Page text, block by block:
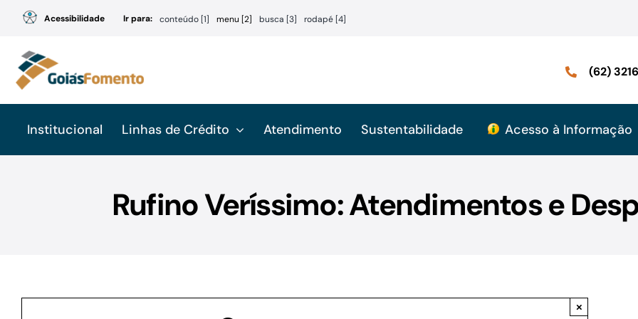
conteúdo
Acessibilidade Ir para: conteúdo [1] menu [2] busca [3] rodapé [4]
(62)
Institucional Linhas de Crédito Atendimento Sustentabilidade Acesso à Informação
Rufino Veríssimo: Atendimentos e
×